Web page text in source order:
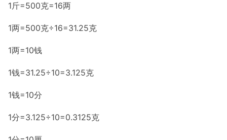
1斤=500克=16两
1两=500克÷16=31.25克
1两=10钱
1钱=31.25÷10=3.125克
1钱=10分
1分=3.125÷10=0.3125克